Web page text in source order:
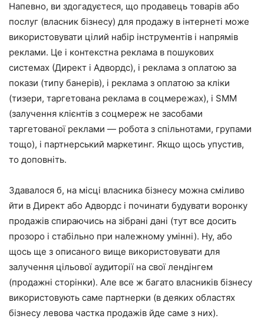
Напевно, ви здогадуєтеся, що продавець товарів або
послуг (власник бізнесу) для продажу в інтернеті може
використовувати цілий набір інструментів і напрямів
реклами. Це і контекстна реклама в пошукових
системах (Директ і Адвордс), і реклама з оплатою за
покази (типу банерів), і реклама з оплатою за кліки
(тизери, таргетована реклама в соцмережах), і SMM
(залучення клієнтів з соцмереж не засобами
таргетованої реклами — робота з спільнотами, групами
тощо), і партнерський маркетинг. Якщо щось упустив,
то доповніть.
Здавалося б, на місці власника бізнесу можна сміливо
йти в Директ або Адвордс і починати будувати воронку
продажів спираючись на зібрані дані (тут все досить
прозоро і стабільно при належному умінні). Ну, або
щось ще з описаного вище використовувати для
залучення цільової аудиторії на свої лендінгем
(продажні сторінки). Але все ж багато власників бізнесу
використовують саме партнерки (в деяких областях
бізнесу левова частка продажів йде саме з них).